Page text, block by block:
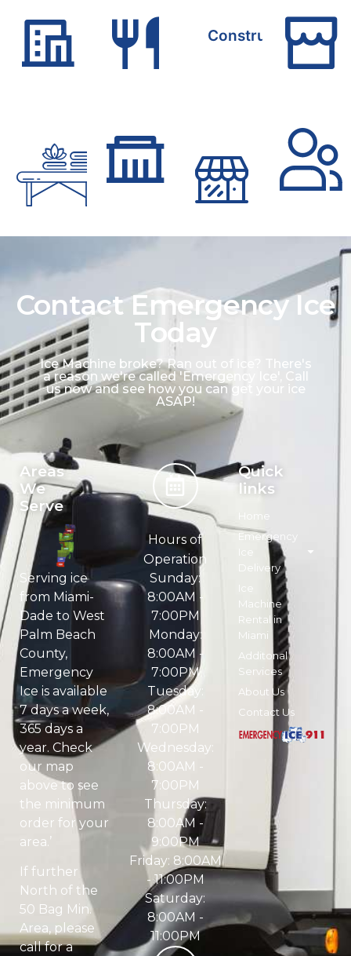
Hoteles Restaurantes
Construcciones
Eventos
Catering
Gubernamentales
Tiendas
de
Abarrotes
Contact Emergency Ice
Today
Ice Machine broke? Ran out of ice? There's
a reason we're called 'Emergency Ice', Call
us now and see how you can get your ice
ASAP!
Areas
We
Serve
Serving ice
from Miami-
Dade to West
Palm Beach
County,
Emergency
Ice is available
7 days a week,
365 days a
year. Check
our map
above to see
the minimum
order for your
area.’
If further
North of the
50 Bag Min.
Area, please
call for a
Quick
links
Home
Emergency
Ice
Delivery
Ice
Machine
Rental in
Miami
Additonal
Services
About Us
Contact Us
Hours of
Operation
Sunday:
8:00AM -
7:00PM
Monday:
8:00AM -
7:00PM
Tuesday:
8:00AM -
7:00PM
Wednesday:
8:00AM -
7:00PM
Thursday:
8:00AM -
9:00PM
Friday: 8:00AM
- 11:00PM
Saturday:
8:00AM -
11:00PM